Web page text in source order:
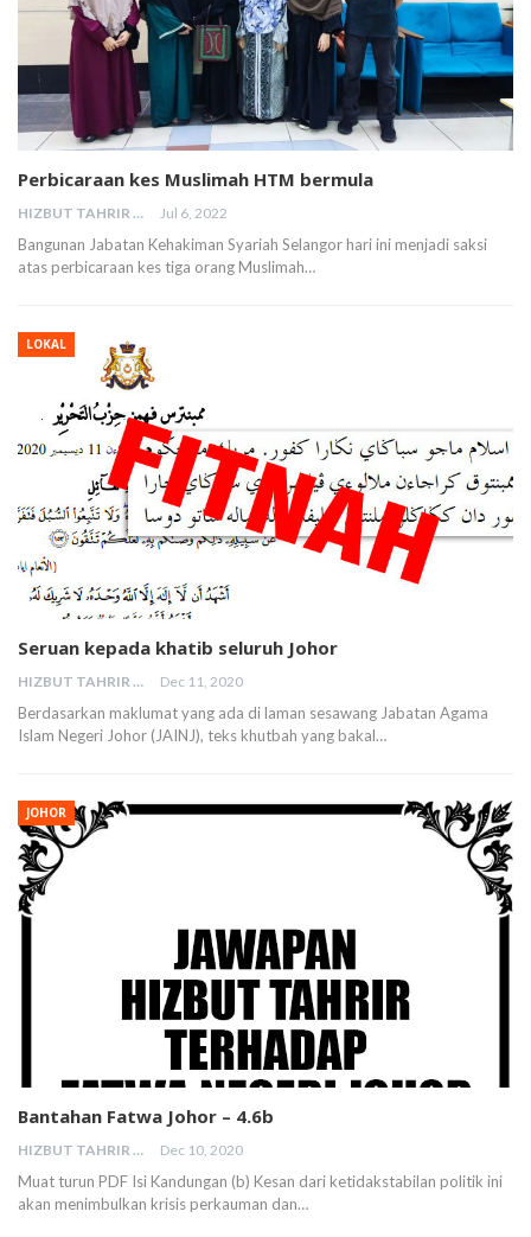
Perbicaraan kes Muslimah HTM bermula
HIZBUT TAHRIR MALAYSIA Jul 6, 2022
Bangunan Jabatan Kehakiman Syariah Selangor hari ini menjadi saksi
atas perbicaraan kes tiga orang Muslimah…
LOKAL
Seruan kepada khatib seluruh Johor
HIZBUT TAHRIR MALAYSIA Dec 11, 2020
Berdasarkan maklumat yang ada di laman sesawang Jabatan Agama
Islam Negeri Johor (JAINJ), teks khutbah yang bakal…
JOHOR
Bantahan Fatwa Johor – 4.6b
HIZBUT TAHRIR MALAYSIA Dec 10, 2020
Muat turun PDF Isi Kandungan (b) Kesan dari ketidakstabilan politik ini
akan menimbulkan krisis perkauman dan…